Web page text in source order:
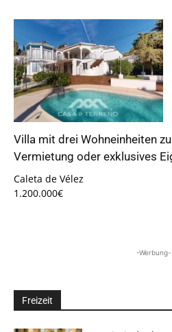
Villa mit drei Wohneinheiten
Vermietung oder exklusives
Caleta de Vélez
1.200.000€
-Werbung-
Freizeit